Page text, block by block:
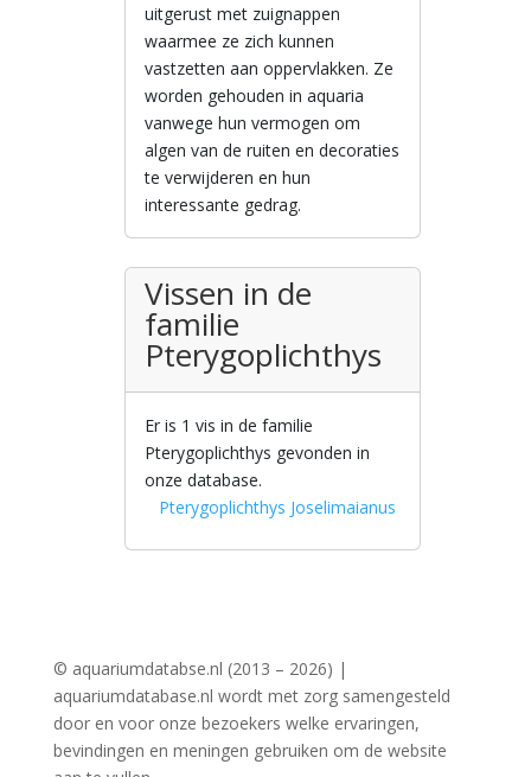
uitgerust met zuignappen
waarmee ze zich kunnen
vastzetten aan oppervlakken. Ze
worden gehouden in aquaria
vanwege hun vermogen om
algen van de ruiten en decoraties
te verwijderen en hun
interessante gedrag.
Vissen in de
familie
Pterygoplichthys
Er is 1 vis in de familie
Pterygoplichthys gevonden in
onze database.
Pterygoplichthys Joselimaianus
© aquariumdatabse.nl (2013 – 2026) |
aquariumdatabase.nl wordt met zorg samengesteld
door en voor onze bezoekers welke ervaringen,
bevindingen en meningen gebruiken om de website